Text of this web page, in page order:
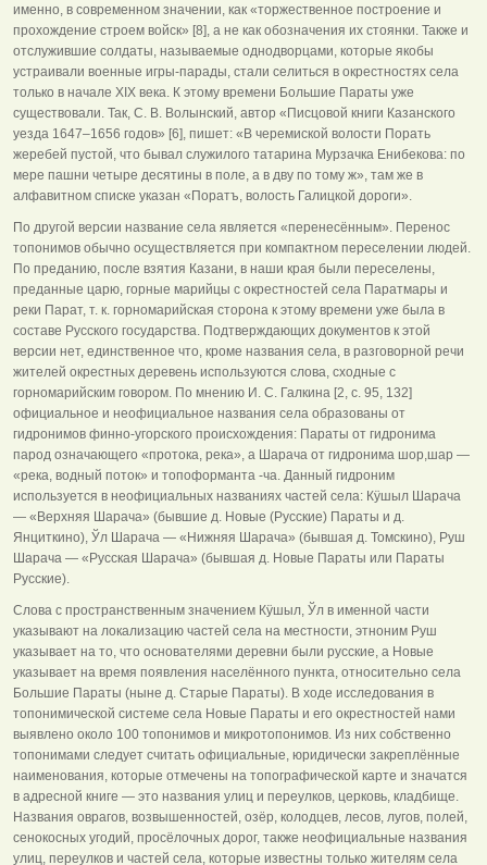
именно, в современном значении, как «торжественное построение и
прохождение строем войск» [8], а не как обозначения их стоянки. Также и
отслужившие солдаты, называемые однодворцами, которые якобы
устраивали военные игры-парады, стали селиться в окрестностях села
только в начале XIX века. К этому времени Большие Параты уже
существовали. Так, С. В. Волынский, автор «Писцовой книги Казанского
уезда 1647–1656 годов» [6], пишет: «В черемиской волости Порать
жеребей пустой, что бывал служилого татарина Мурзачка Енибекова: по
мере пашни четыре десятины в поле, а в дву по тому ж», там же в
алфавитном списке указан «Поратъ, волость Галицкой дороги».
По другой версии название села является «перенесённым». Перенос
топонимов обычно осуществляется при компактном переселении людей.
По преданию, после взятия Казани, в наши края были переселены,
преданные царю, горные марийцы с окрестностей села Паратмары и
реки Парат, т. к. горномарийская сторона к этому времени уже была в
составе Русского государства. Подтверждающих документов к этой
версии нет, единственное что, кроме названия села, в разговорной речи
жителей окрестных деревень используются слова, сходные с
горномарийским говором. По мнению И. С. Галкина [2, с. 95, 132]
официальное и неофициальное названия села образованы от
гидронимов финно-угорского происхождения: Параты от гидронима
парод означающего «протока, река», а Шарача от гидронима шор,шар —
«река, водный поток» и топоформанта -ча. Данный гидроним
используется в неофициальных названиях частей села: Кÿшыл Шарача
— «Верхняя Шарача» (бывшие д. Новые (Русские) Параты и д.
Янциткино), Ўл Шарача — «Нижняя Шарача» (бывшая д. Томскино), Руш
Шарача — «Русская Шарача» (бывшая д. Новые Параты или Параты
Русские).
Слова с пространственным значением Кÿшыл, Ўл в именной части
указывают на локализацию частей села на местности, этноним Руш
указывает на то, что основателями деревни были русские, а Новые
указывает на время появления населённого пункта, относительно села
Большие Параты (ныне д. Старые Параты). В ходе исследования в
топонимической системе села Новые Параты и его окрестностей нами
выявлено около 100 топонимов и микротопонимов. Из них собственно
топонимами следует считать официальные, юридически закреплённые
наименования, которые отмечены на топографической карте и значатся
в адресной книге — это названия улиц и переулков, церковь, кладбище.
Названия оврагов, возвышенностей, озёр, колодцев, лесов, лугов, полей,
сенокосных угодий, просёлочных дорог, также неофициальные названия
улиц, переулков и частей села, которые известны только жителям села